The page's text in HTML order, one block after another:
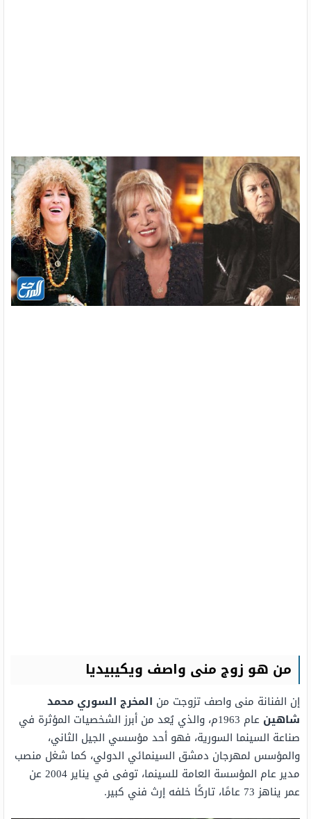
من هو زوج منى واصف ويكيبيديا
إن الفنانة منى واصف تزوجت من المخرج السوري محمد
شاهين
عام 1963م، والذي يُعد من أبرز الشخصيات المؤثرة في
صناعة السينما السورية، فهو أحد مؤسسي الجيل الثاني،
والمؤسس لمهرجان دمشق السينمائي الدولي، كما شغل منصب
مدير عام المؤسسة العامة للسينما، توفى في يناير 2004 عن
عمر يناهز 73 عامًا، تاركًا خلفه إرث فني كبير.